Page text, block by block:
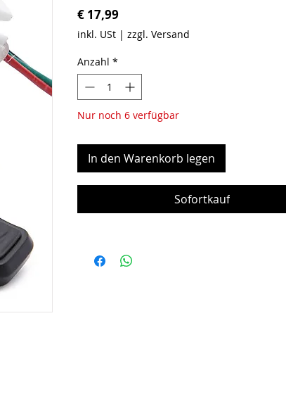
€ 17,99Preis
inkl. USt| zzgl. Versand
Anzahl *
Nur noch 6 verfügbar
In den Warenkorb legen
Sofortkauf